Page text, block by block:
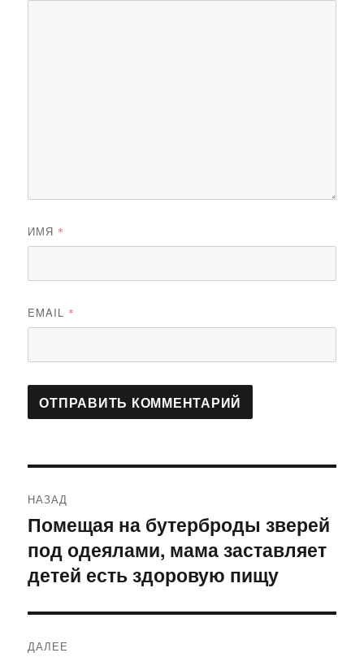
ИМЯ *
EMAIL *
по
записям
НАЗАД
Предыдущая
запись:
Помещая на бутерброды зверей
под одеялами, мама заставляет
детей есть здоровую пищу
ДАЛЕЕ